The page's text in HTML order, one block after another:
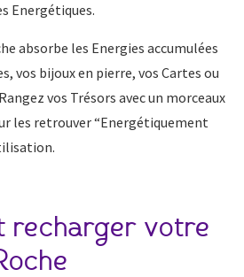
Energétiques.
absorbe les Energies accumulées
vos bijoux en pierre, vos Cartes ou
vos Trésors avec un morceaux
les retrouver “Energétiquement
recharger votre